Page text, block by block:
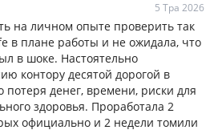
5 Тра 2026
на личном опыте проверить так
в плане работы и не ожидала, что
в шоке. Настоятельно
контору десятой дорогой в
потеря денег, времени, риски для
здоровья. Проработала 2
официально и 2 недели томили